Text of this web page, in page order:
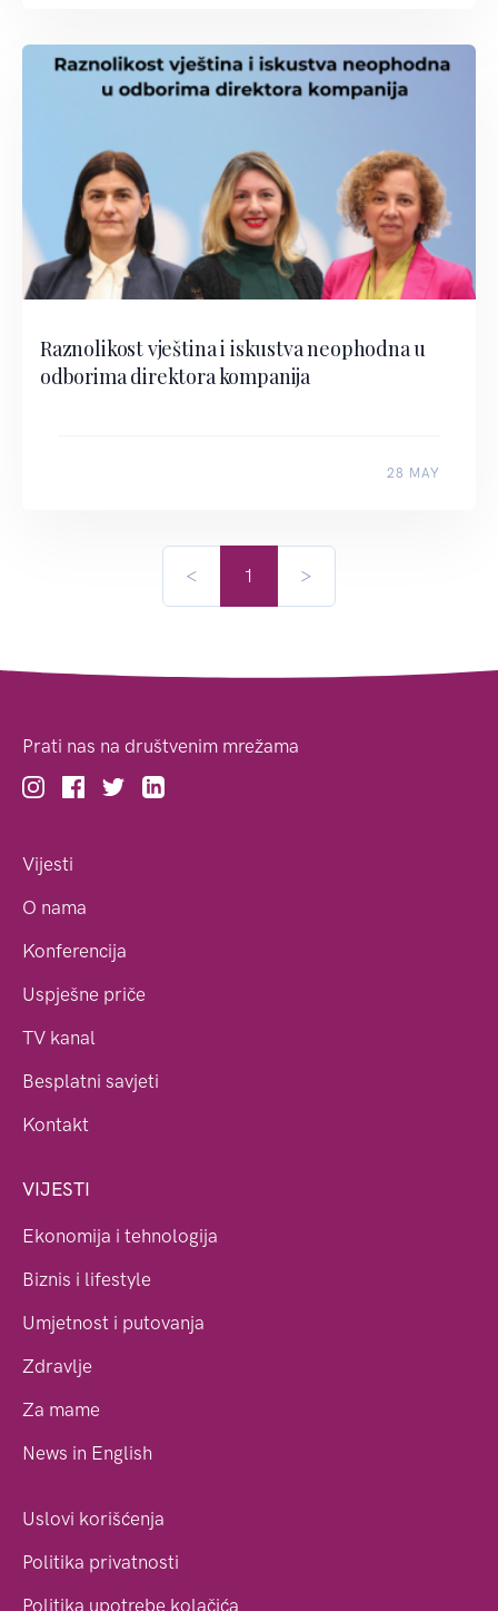
Raznolikost vještina i iskustva neophodna u
odborima direktora kompanija
28 MAY
< 1 >
Prati nas na društvenim mrežama
Vijesti
O nama
Konferencija
Uspješne priče
TV kanal
Besplatni savjeti
Kontakt
VIJESTI
Ekonomija i tehnologija
Biznis i lifestyle
Umjetnost i putovanja
Zdravlje
Za mame
News in English
Uslovi korišćenja
Politika privatnosti
Politika upotrebe kolačića